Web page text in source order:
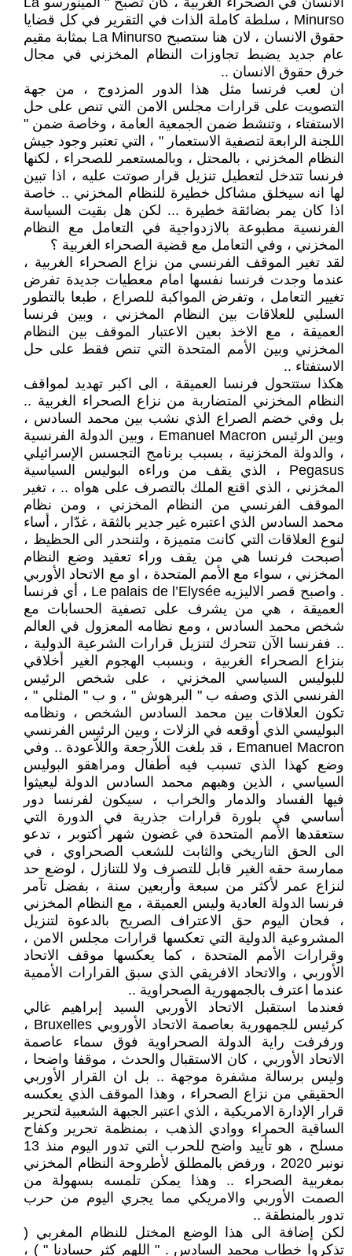
Minurso ، سلطة كاملة الذات في التقرير في كل قضايا
حقوق الانسان ، لان هنا ستصبح La Minurso بمثابة مقيم
عام جديد يضبط تجاوزات النظام المخزني في مجال
خرق حقوق الانسان ..
ان لعب فرنسا مثل هذا الدور المزدوج ، من جهة
التصويت على قرارات مجلس الامن التي تنص على حل
الاستفتاء ، وتنشط ضمن الجمعية العامة ، وخاصة ضمن "
اللجنة الرابعة لتصفية الاستعمار " ، التي تعتبر وجود جيش
النظام المخزني ، بالمحتل ، وبالمستعمر للصحراء ، لكنها
فرنسا تتدخل لتعطيل تنزيل قرار صوتت عليه ، اذا تبين
لها انه سيخلق مشاكل خطيرة للنظام المخزني .. خاصة
اذا كان يمر بضائقة خطيرة ... لكن هل بقيت السياسة
الفرنسية مطبوعة بالازدواجية في التعامل مع النظام
المخزني ، وفي التعامل مع قضية الصحراء الغربية ؟
لقد تغير الموقف الفرنسي من نزاع الصحراء الغربية ،
عندما وجدت فرنسا نفسها امام معطيات جديدة تفرض
تغيير التعامل ، وتفرض المواكبة للصراع ، طبعا بالتطور
السلبي للعلاقات بين النظام المخزني ، وبين فرنسا
العميقة ، مع الاخذ بعين الاعتبار الموقف بين النظام
المخزني وبين الأمم المتحدة التي تنص فقط على حل
الاستفتاء ..
هكذا ستتحول فرنسا العميقة ، الى اكبر تهديد لمواقف
النظام المخزني المتضاربة من نزاع الصحراء الغربية ..
بل وفي خضم الصراع الذي نشب بين محمد السادس ،
وبين الرئيس Emanuel Macron ، وبين الدولة الفرنسية
، والدولة المخزنية ، بسبب برنامج التجسس الإسرائيلي
Pegasus ، الذي يقف من وراءه البوليس السياسية
المخزني ، الذي اقنع الملك بالتصرف على هواه .. ، تغير
الموقف الفرنسي من النظام المخزني ، ومن نظام
محمد السادس الذي اعتبره غير جدير بالثقة ، غدّار ، أساء
لنوع العلاقات التي كانت متميزة ، ولتنحدر الى الحظيظ ،
أصبحت فرنسا هي من يقف وراء تعقيد وضع النظام
المخزني ، سواء مع الأمم المتحدة ، او مع الاتحاد الأوربي
. واصبح قصر الاليزيه Le palais de l’Elysée ، أي فرنسا
العميقة ، هي من يشرف على تصفية الحسابات مع
شخص محمد السادس ، ومع نظامه المعزول في العالم
.. ففرنسا الآن تتحرك لتنزيل قرارات الشرعية الدولية ،
بنزاع الصحراء الغربية ، وبسبب الهجوم الغير أخلاقي
للبوليس السياسي المخزني ، على شخص الرئيس
الفرنسي الذي وصفه ب " البرهوش " ، و ب " المثلي " ،
تكون العلاقات بين محمد السادس الشخص ، ونظامه
البوليسي الذي أوقعه في الزلات ، وبين الرئيس الفرنسي
Emanuel Macron ، قد بلغت اللاّرجعة واللاّعودة .. وفي
وضع كهذا الذي تسبب فيه أطفال ومراهقو البوليس
السياسي ، الذين وهبهم محمد السادس الدولة ليعيثوا
فيها الفساد والدمار والخراب ، سيكون لفرنسا دور
أساسي في بلورة قرارات جذرية في الدورة التي
ستعقدها الأمم المتحدة في غضون شهر أكتوبر ، تدعو
الى الحق التاريخي والثابت للشعب الصحراوي ، في
ممارسة حقه الغير قابل للتصرف ولا للتنازل ، لوضع حد
لنزاع عمر لأكثر من سبعة وأربعين سنة ، بفضل تآمر
فرنسا الدولة العادية وليس العميقة ، مع النظام المخزني
، فحان اليوم حق الاعتراف الصريح بالدعوة لتنزيل
المشروعية الدولية التي تعكسها قرارات مجلس الامن ،
وقرارات الأمم المتحدة ، كما يعكسها موقف الاتحاد
الأوربي ، والاتحاد الافريقي الذي سبق القرارات الأممية
عندما اعترف بالجمهورية الصحراوية ..
فعندما استقبل الاتحاد الأوربي السيد إبراهيم غالي
كرئيس للجمهورية بعاصمة الاتحاد الأوروبي Bruxelles ،
ورفرفت راية الدولة الصحراوية فوق سماء عاصمة
الاتحاد الأوربي ، كان الاستقبال والحدث ، موقفا واضحا ،
وليس برسالة مشفرة موجهة .. بل ان القرار الأوربي
الحقيقي من نزاع الصحراء ، وهذا الموقف الذي يعكسه
قرار الإدارة الامريكية ، الذي اعتبر الجبهة الشعبية لتحرير
الساقية الحمراء ووادي الذهب ، بمنظمة تحرير وكفاح
مسلح ، هو تأييد واضح للحرب التي تدور اليوم منذ 13
نونبر 2020 ، ورفض بالمطلق لأطروحة النظام المخزني
بمغربية الصحراء .. وهذا يمكن تلمسه بسهولة من
الصمت الأوربي والامريكي مما يجري اليوم من حرب
تدور بالمنطقة ..
لكن إضافة الى هذا الوضع المختل للنظام المغربي (
تذكروا خطاب محمد السادس . " اللهم كثر حسادنا " ) ،